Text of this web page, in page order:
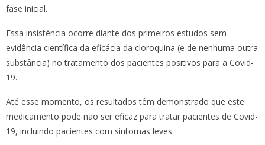
fase inicial.
Essa insistência ocorre diante dos primeiros estudos sem
evidência científica da eficácia da cloroquina (e de nenhuma outra
substância) no tratamento dos pacientes positivos para a Covid-
19.
Até esse momento, os resultados têm demonstrado que este
medicamento pode não ser eficaz para tratar pacientes de Covid-
19, incluindo pacientes com sintomas leves.